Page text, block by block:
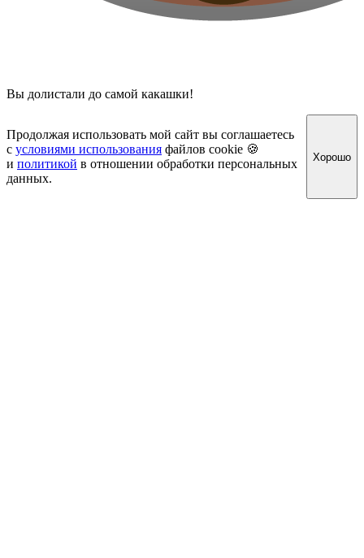
Вы долистали до самой какашки!
Продолжая использовать мой сайт вы соглашаетесь
с условиями использования файлов cookie 🍪
и политикой в отношении обработки персональных
данных.
Хорошо